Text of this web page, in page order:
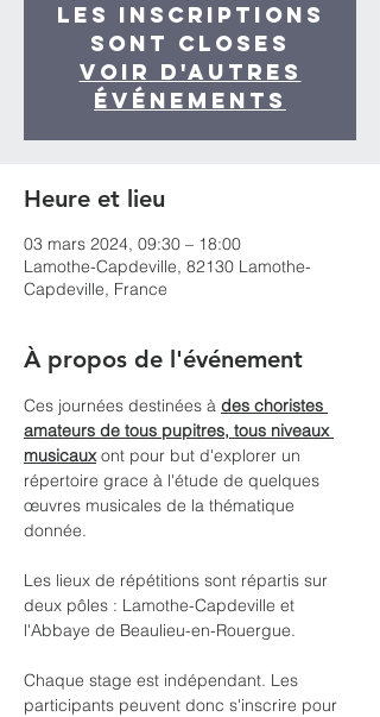
Les inscriptions
sont closes
Voir d'autres
événements
Heure et lieu
03 mars 2024, 09:30 – 18:00
Lamothe-Capdeville, 82130 Lamothe-
Capdeville, France
À propos de l'événement
Ces journées destinées à des choristes
amateurs de tous pupitres, tous niveaux
musicaux ont pour but d'explorer un
répertoire grace à l'étude de quelques
œuvres musicales de la thématique
donnée.
Les lieux de répétitions sont répartis sur
deux pôles : Lamothe-Capdeville et
l'Abbaye de Beaulieu-en-Rouergue.
Chaque stage est indépendant. Les
participants peuvent donc s'inscrire pour